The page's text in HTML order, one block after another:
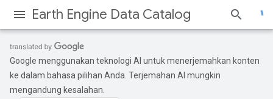
Earth Engine Data Catalog
Google menggunakan teknologi AI untuk menerjemahkan konten
ke dalam bahasa pilihan Anda. Terjemahan AI mungkin
mengandung kesalahan.